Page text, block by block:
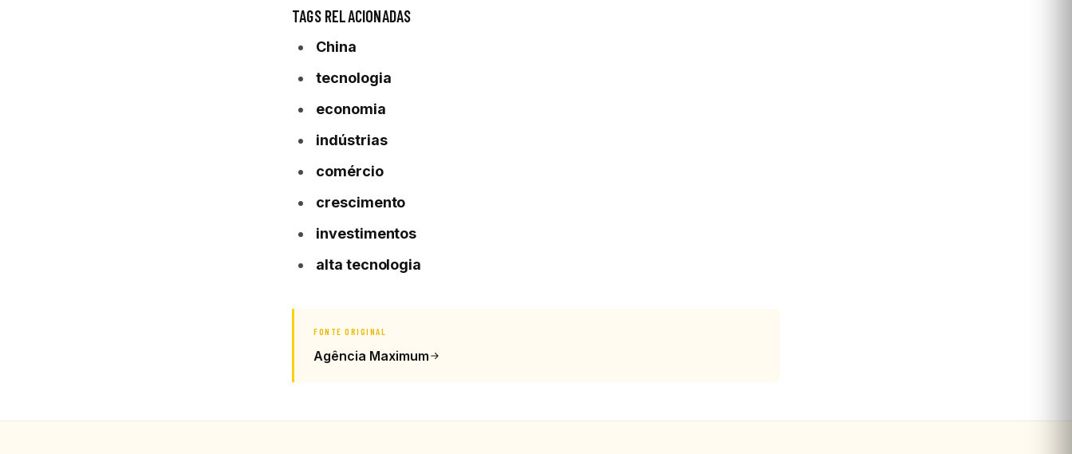
TAGS RELACIONADAS
China
tecnologia
economia
indústrias
comércio
crescimento
investimentos
alta tecnologia
FONTE ORIGINAL
Agência Maximum